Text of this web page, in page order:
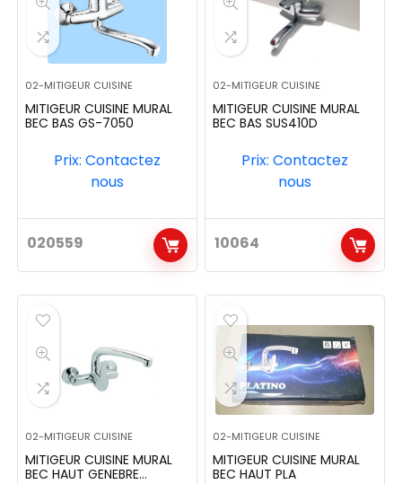
02-MITIGEUR CUISINE
MITIGEUR CUISINE MURAL
BEC BAS GS-7050
020559
Prix: Contactez
nous
02-MITIGEUR CUISINE
MITIGEUR CUISINE MURAL
BEC BAS SUS410D
10064
Prix: Contactez
nous
02-MITIGEUR CUISINE
MITIGEUR CUISINE MURAL
BEC HAUT GENEBRE
02-MITIGEUR CUISINE
MITIGEUR CUISINE MURAL
BEC HAUT PLA